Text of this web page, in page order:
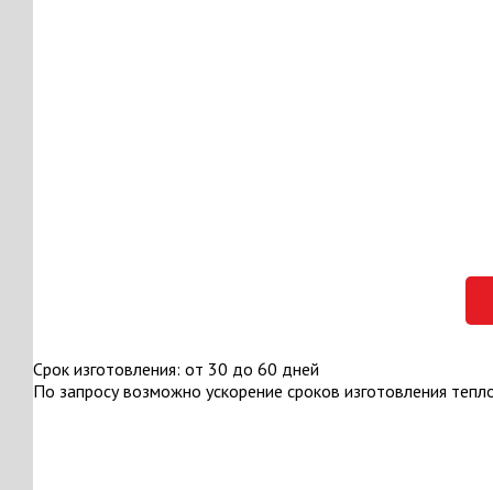
Срок изготовления: от 30 до 60 дней
По запросу возможно ускорение сроков изготовления